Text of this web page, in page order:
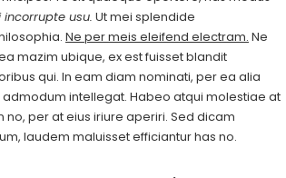
usu. Ut mei splendide
Ne per meis eleifend electram. Ne
mazim ubique, ex est fuisset blandit
qui. In eam diam nominati, per ea alia
intellegat. Habeo atqui molestiae at
per at eius iriure aperiri. Sed dicam
laudem maluisset efficiantur has no.